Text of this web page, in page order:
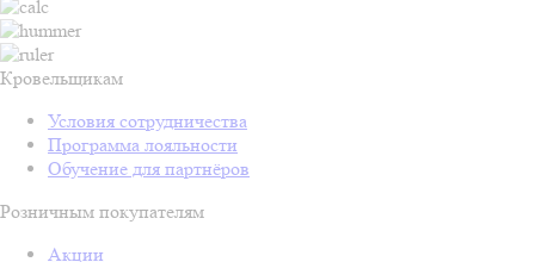
Кровельщикам
Условия сотрудничества
Программа лояльности
Обучение для партнёров
Розничным покупателям
Акции